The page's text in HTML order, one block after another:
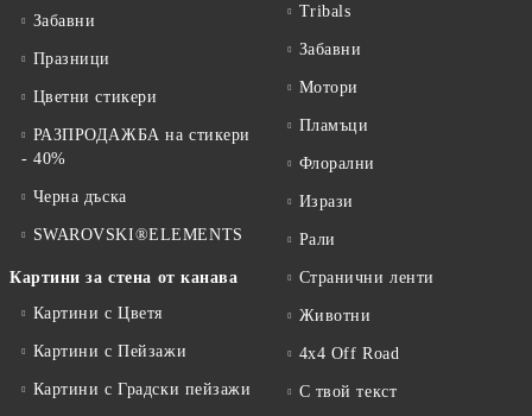
Забавни
Празници
Цветни стикери
РАЗПРОДАЖБА на стикери
- 40%
Черна дъска
SWAROVSKI®ELEMENTS
Картини за стена от канава
Картини с Цветя
Картини с Пейзажи
Картини с Градски пейзажи
Tribals
Забавни
Мотори
Пламъци
Флорални
Изрази
Рали
Странични ленти
Животни
4x4 Off Road
С твой текст